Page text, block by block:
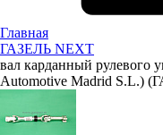
Главная
ГАЗЕЛЬ NEXT
вал карданный рулевого
Automotive Madrid S.L.)